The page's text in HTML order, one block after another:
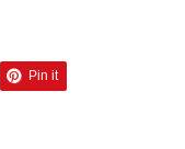
Pin it